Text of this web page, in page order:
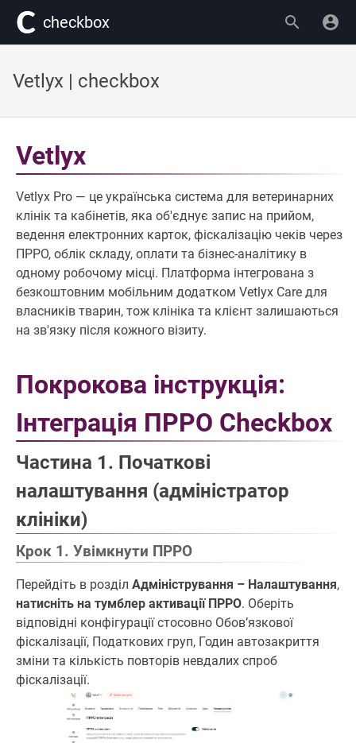
сheckbox
Vetlyx | checkbox
Vetlyx
Vetlyx Pro — це українська система для ветеринарних
клінік та кабінетів, яка об'єднує запис на прийом,
ведення електронних карток, фіскалізацію чеків через
ПРРО, облік складу, оплати та бізнес-аналітику в
одному робочому місці. Платформа інтегрована з
безкоштовним мобільним додатком Vetlyx Care для
власників тварин, тож клініка та клієнт залишаються
на зв'язку після кожного візиту.
Покрокова інструкція:
Інтеграція ПРРО Checkbox
Частина 1. Початкові
налаштування (адміністратор
клініки)
Крок 1. Увімкнути ПРРО
Перейдіть в розділ Адміністрування – Налаштування,
натисніть на тумблер активації ПРРО. Оберіть
відповідні конфігурації стосовно Обовʼязкової
фіскалізації, Податкових груп, Годин автозакриття
зміни та кількість повторів невдалих спроб
фіскалізації.